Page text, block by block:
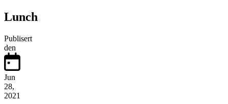
Lunch
Publisert
den
Jun
28,
2021